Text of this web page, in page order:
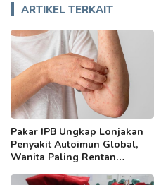
ARTIKEL TERKAIT
Pakar IPB Ungkap Lonjakan
Penyakit Autoimun Global,
Wanita Paling Rentan